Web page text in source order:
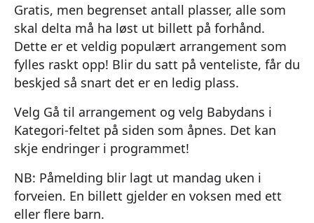
Gratis, men begrenset antall plasser, alle som
skal delta må ha løst ut billett på forhånd.
Dette er et veldig populært arrangement som
fylles raskt opp! Blir du satt på venteliste, får du
beskjed så snart det er en ledig plass.
Velg Gå til arrangement og velg Babydans i
Kategori-feltet på siden som åpnes. Det kan
skje endringer i programmet!
NB: Påmelding blir lagt ut mandag uken i
forveien. En billett gjelder en voksen med ett
eller flere barn.